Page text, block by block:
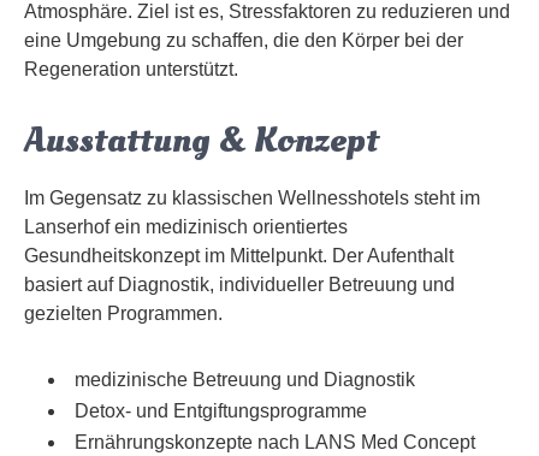
Atmosphäre. Ziel ist es, Stressfaktoren zu reduzieren und
eine Umgebung zu schaffen, die den Körper bei der
Regeneration unterstützt.
Ausstattung & Konzept
Im Gegensatz zu klassischen Wellnesshotels steht im
Lanserhof ein medizinisch orientiertes
Gesundheitskonzept im Mittelpunkt. Der Aufenthalt
basiert auf Diagnostik, individueller Betreuung und
gezielten Programmen.
medizinische Betreuung und Diagnostik
Detox- und Entgiftungsprogramme
Ernährungskonzepte nach LANS Med Concept